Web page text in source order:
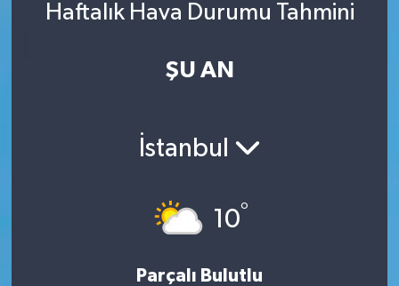
Haftalık Hava Durumu Tahmini
ŞU AN
İstanbul
10°
Parçalı Bulutlu